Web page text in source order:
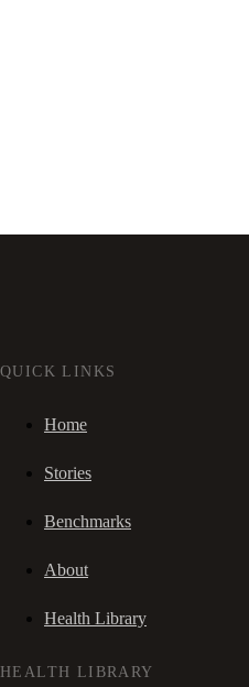
QUICK LINKS
Home
Stories
Benchmarks
About
Health Library
HEALTH LIBRARY